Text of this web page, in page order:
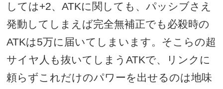
しては+2、ATKに関しても、パッシブさえ
発動してしまえば完全無補正でも必殺時の
ATKは5万に届いてしまいます。そこらの超
サイヤ人も抜いてしまうATKで、リンクに
頼らずこれだけのパワーを出せるのは地味